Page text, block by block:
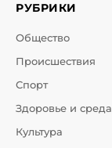
РУБРИКИ
Общество
Происшествия
Спорт
Здоровье и среда
Культура